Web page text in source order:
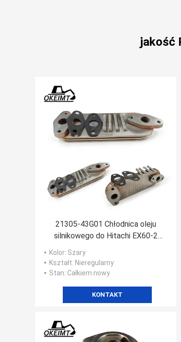
jakość
21305-43G01 Chłodnica oleju
silnikowego do Hitachi EX60-2
Kolor: Szary
Kształt: Nieregularny
Stan: Całkiem nowy
KONTAKT